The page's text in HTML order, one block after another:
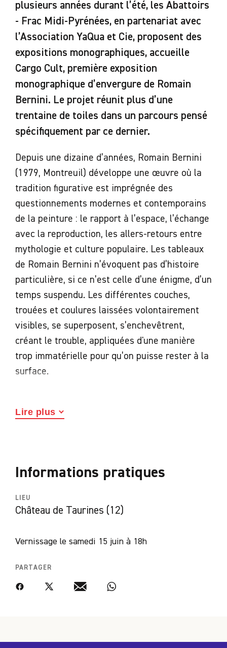
plusieurs années durant l’été, les Abattoirs
- Frac Midi-Pyrénées, en partenariat avec
l’Association YaQua et Cie, proposent des
expositions monographiques, accueille
Cargo Cult, première exposition
monographique d’envergure de Romain
Bernini. Le projet réunit plus d’une
trentaine de toiles dans un parcours pensé
spécifiquement par ce dernier.
Depuis une dizaine d’années, Romain Bernini
(1979, Montreuil) développe une œuvre où la
tradition figurative est imprégnée des
questionnements modernes et contemporains
de la peinture : le rapport à l’espace, l’échange
avec la reproduction, les allers-retours entre
mythologie et culture populaire. Les tableaux
de Romain Bernini n’évoquent pas d’histoire
particulière, si ce n’est celle d’une énigme, d’un
temps suspendu. Les différentes couches,
trouées et coulures laissées volontairement
visibles, se superposent, s’enchevêtrent,
créant le trouble, appliquées d'une manière
trop immatérielle pour qu’on puisse rester à la
surface.
galerie Suzanne Tarasiève et de l’entreprise
Lire plus
Informations pratiques
LIEU
Château de Taurines (12)
Vernissage le samedi 15 juin à 18h
PARTAGER
FacebookTwitter Email WhatsApp